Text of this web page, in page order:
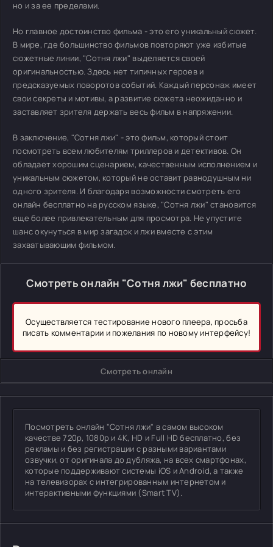
но и за ее пределами.
Но главное достоинство фильма - это его уникальный сюжет.
В мире, где большинство фильмов повторяют уже избитые
сюжетные линии, "Сотня лжи" выделяется своей
оригинальностью. Здесь нет типичных героев и
предсказуемых поворотов событий. Каждый персонаж имеет
свои секреты и мотивы, а развитие сюжета неожиданно и
заставляет зрителя держать весь фильм в напряжении.
В заключение, "Сотня лжи" - это фильм, который стоит
посмотреть всем любителям триллеров и детективов. Он
обладает хорошим сценарием, качественным исполнением и
уникальным сюжетом, который не оставит равнодушным ни
одного зрителя. И благодаря возможности смотреть его
онлайн бесплатно на русском языке, "Сотня лжи" становится
еще более привлекательным для просмотра. Не упустите
шанс окунуться в мир загадок и лжи вместе с этим
захватывающим фильмом.
Смотреть онлайн "Сотня лжи" бесплатно
Осуществляется тестирование нового плеера, просьба
писать комментарии и пожелания по новому интерфейсу!
Смотреть онлайн
Посмотреть онлайн "Сотня лжи" в самом высоком
качестве 720p, 1080p и 4K, HD и Full HD бесплатно, без
рекламы и без регистрации с разными вариантами
озвучки, от оригинала до дубляжа, на всех смартфонах,
которые поддерживают системы iOS и Android, а также
на телевизорах с интегрированным интернетом и
интерактивными функциями (Smart TV).